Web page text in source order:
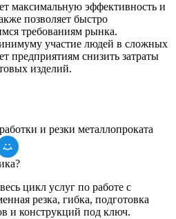
максимальную эффективность и
позволяет быстро
требованиям рынка.
участие людей в сложных
предприятиям снизить затраты
изделий.
и резки металлопроката
цикл услуг по работе с
резка, гибка, подготовка
и конструкций под ключ.